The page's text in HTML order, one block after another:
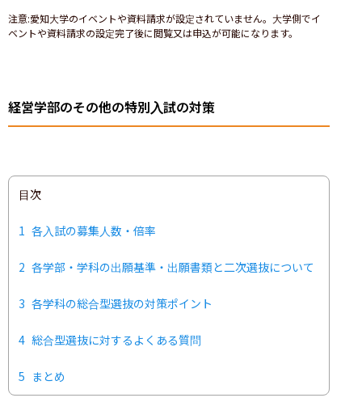
注意:愛知大学のイベントや資料請求が設定されていません。大学側でイ
ベントや資料請求の設定完了後に閲覧又は申込が可能になります。
経営学部のその他の特別入試の対策
目次
1 各入試の募集人数・倍率
2 各学部・学科の出願基準・出願書類と二次選抜について
3 各学科の総合型選抜の対策ポイント
4 総合型選抜に対するよくある質問
5 まとめ